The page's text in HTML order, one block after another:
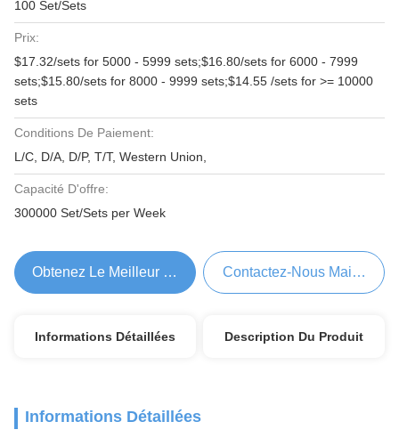
100 Set/Sets
Prix:
$17.32/sets for 5000 - 5999 sets;$16.80/sets for 6000 - 7999
sets;$15.80/sets for 8000 - 9999 sets;$14.55 /sets for >= 10000
sets
Conditions De Paiement:
L/C, D/A, D/P, T/T, Western Union,
Capacité D'offre:
300000 Set/Sets per Week
Obtenez Le Meilleur Prix Contactez-Nous Maintenant
Informations Détaillées Description Du Produit
Informations Détaillées